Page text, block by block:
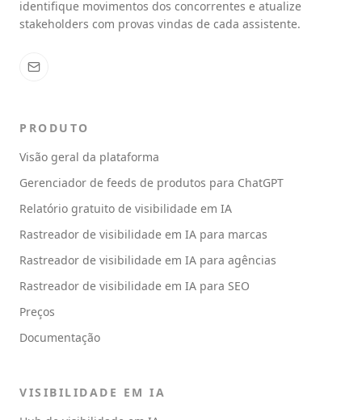
identifique movimentos dos concorrentes e atualize
stakeholders com provas vindas de cada assistente.
PRODUTO
Visão geral da plataforma
Gerenciador de feeds de produtos para ChatGPT
Relatório gratuito de visibilidade em IA
Rastreador de visibilidade em IA para marcas
Rastreador de visibilidade em IA para agências
Rastreador de visibilidade em IA para SEO
Preços
Documentação
VISIBILIDADE EM IA